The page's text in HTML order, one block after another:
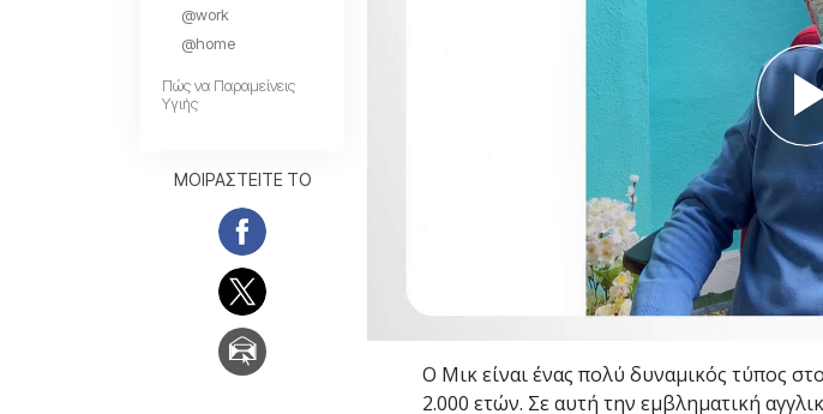
Ο Μικ είναι ένας πολύ δυναμικός τύπος
2.000 ετών. Σε αυτή την εμβληματική
@work
@home
Πώς να Παραμείνεις
Υγιής
ΜΟΙΡΑΣΤΕΙΤΕ ΤΟ